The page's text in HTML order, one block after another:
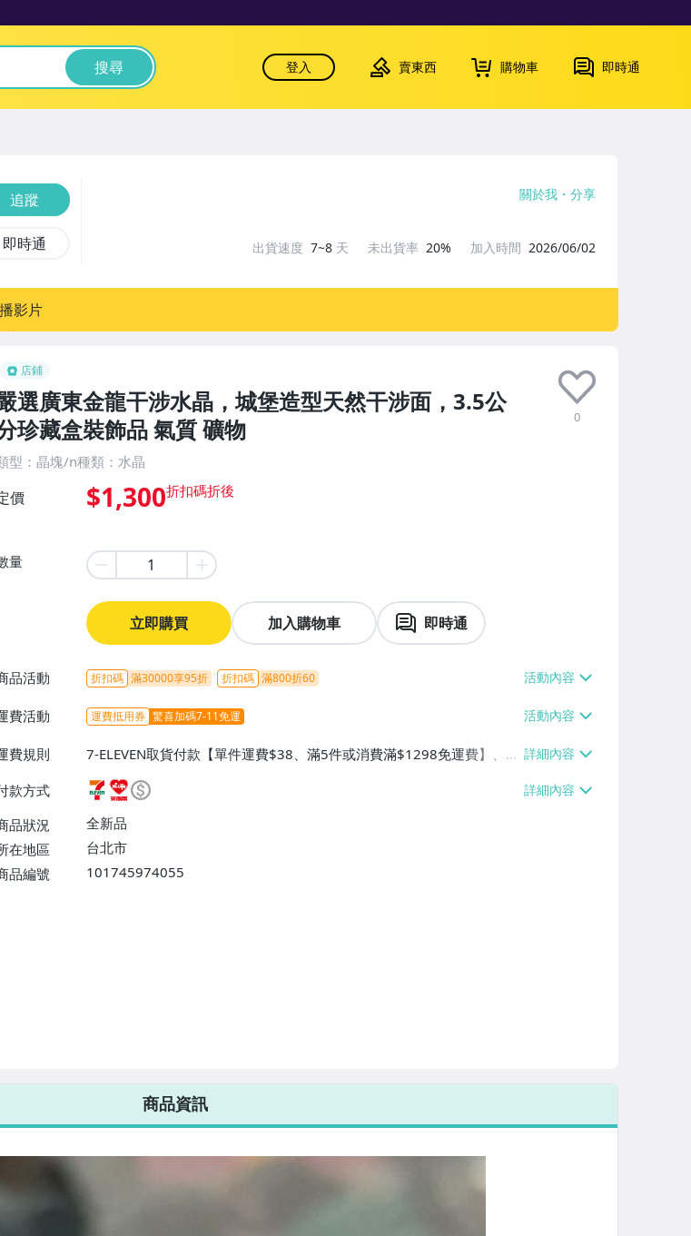
搜尋 登入 賣東西 購物車 即時通
店鋪
選廣東金龍干涉水晶，城堡造型天然干涉面，3.5公
珍藏盒裝飾品 氣質 礦物
0
型：晶塊/n種類：水晶
價 $1,300
量
立即購買 加入購物車 即時通
品活動 折扣碼 滿30000享95折 折扣碼 滿800折60
費活動 運費抵用券 驚喜加碼7-11免運
費規則
7-ELEVEN取貨付款【單件運費$38、滿5件或消費滿$1298免運費】、7-
ELEVEN取貨不付款【免運費】、萊爾富取貨付款【單件運費$60、滿5件
或消費滿$1298免運費】、宅配/貨運【單件運費$120、滿5件或消費滿
$1598免運費】
款方式
品狀況
全新品
在地區
台北市
品編號
101745974055
追蹤
即時通
關於我 分享
出貨速度 7~8 天 未出貨率 20% 加入時間 2026/06/02
影片
商品資訊